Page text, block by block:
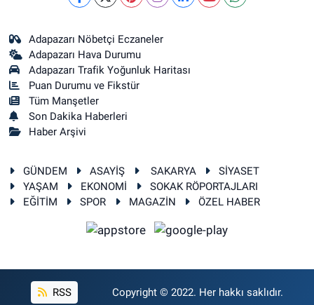
Adapazarı Nöbetçi Eczaneler
Adapazarı Hava Durumu
Adapazarı Trafik Yoğunluk Haritası
Puan Durumu ve Fikstür
Tüm Manşetler
Son Dakika Haberleri
Haber Arşivi
GÜNDEM ASAYİŞ SAKARYA
SİYASET
YAŞAM
EKONOMİ
SOKAK RÖPORTAJLARI
EĞİTİM
SPOR MAGAZİN ÖZEL HABER
RSS Copyright © 2022. Her hakkı saklıdır.